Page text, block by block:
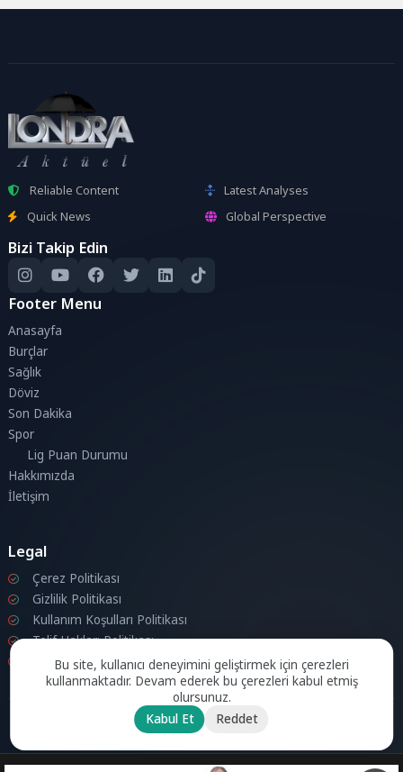
Reliable Content
Latest Analyses
Quick News
Global Perspective
Bizi Takip Edin
Footer Menu
Anasayfa
Burçlar
Sağlık
Döviz
Son Dakika
Spor
Lig Puan Durumu
Hakkımızda
İletişim
Legal
Çerez Politikası
Gizlilik Politikası
Kullanım Koşulları Politikası
Telif Hakları Politikası
İletişim
Bu site, kullanıcı deneyimini geliştirmek için çerezleri
kullanmaktadır. Devam ederek bu çerezleri kabul etmiş
olursunuz.
Kabul Et
Reddet